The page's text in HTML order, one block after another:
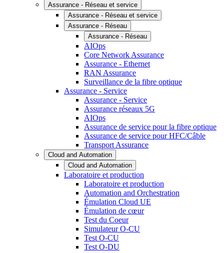
Assurance - Réseau et service
Assurance - Réseau et service
Assurance - Réseau
Assurance - Réseau
AIOps
Core Network Assurance
Assurance - Ethernet
RAN Assurance
Surveillance de la fibre optique
Assurance - Service
Assurance - Service
Assurance réseaux 5G
AIOps
Assurance de service pour la fibre optique
Assurance de service pour HFC/Câble
Transport Assurance
Cloud and Automation
Cloud and Automation
Laboratoire et production
Laboratoire et production
Automation and Orchestration
Émulation Cloud UE
Émulation de cœur
Test du Coeur
Simulateur O-CU
Test O-CU
Test O-DU